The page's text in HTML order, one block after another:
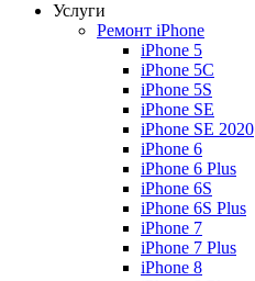
Услуги
Ремонт iPhone
iPhone 5
iPhone 5C
iPhone 5S
iPhone SE
iPhone SE 2020
iPhone 6
iPhone 6 Plus
iPhone 6S
iPhone 6S Plus
iPhone 7
iPhone 7 Plus
iPhone 8